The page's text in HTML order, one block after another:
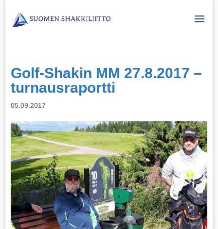
Golf-Shakin MM 27.8.2017 –
turnausraportti
05.09.2017